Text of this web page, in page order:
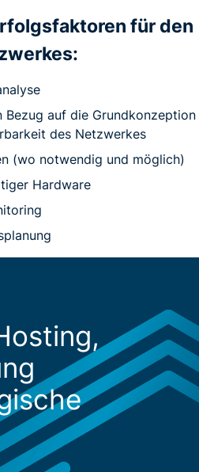
für den
Bezug auf die Grundkonzeption
des Netzwerkes
(wo notwendig und möglich)
Hardware